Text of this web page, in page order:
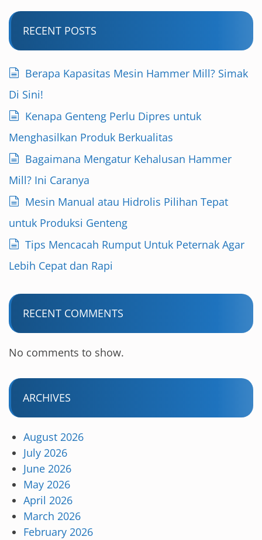
RECENT POSTS
Berapa Kapasitas Mesin Hammer Mill? Simak
Di Sini!
Kenapa Genteng Perlu Dipres untuk
Menghasilkan Produk Berkualitas
Bagaimana Mengatur Kehalusan Hammer
Mill? Ini Caranya
Mesin Manual atau Hidrolis Pilihan Tepat
untuk Produksi Genteng
Tips Mencacah Rumput Untuk Peternak Agar
Lebih Cepat dan Rapi
RECENT COMMENTS
No comments to show.
ARCHIVES
August 2026
July 2026
June 2026
May 2026
April 2026
March 2026
February 2026